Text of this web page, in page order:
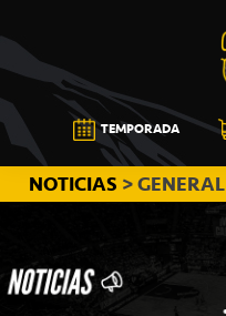
a
la
navegación
principal
al
contenido
principal
a
la
barra
lateral
principal
CB
CANARIAS
TEMPORADA
NOTICIAS > GENERAL